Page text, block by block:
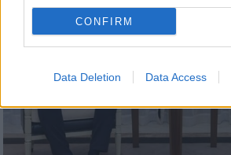
CONFIRM
Data Deletion Data Access